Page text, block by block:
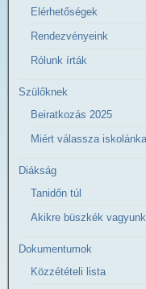
Elérhetőségek
Rendezvényeink
Rólunk írták
Szülőknek
Beiratkozás 2025
Miért válassza
Diákság
Tanidőn túl
Akikre büszkék vagyunk
Dokumentumok
Közzétételi lista